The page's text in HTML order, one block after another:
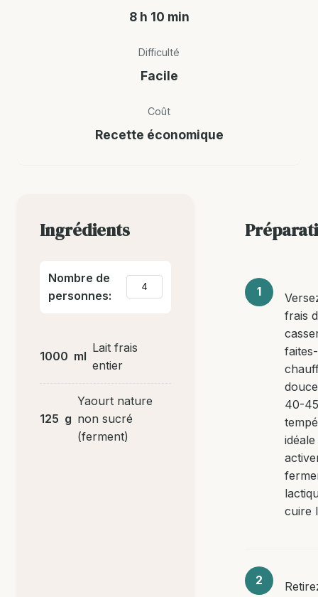
8 h 10 min
Difficulté
Facile
Coût
Recette économique
Ingrédients
Nombre de
personnes:
1000 ml
Lait frais
entier
125 g
Yaourt nature
non sucré
(ferment)
frais
40-
cuire